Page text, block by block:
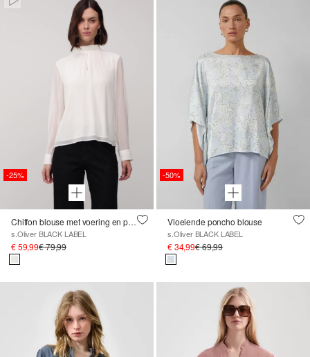
-25%
Chiffon blouse met voering en plooidetail op de kraag
s.Oliver BLACK LABEL
€ 59,99€ 79,99
-50%
Vloeiende poncho blouse
s.Oliver BLACK LABEL
€ 34,99€ 69,99